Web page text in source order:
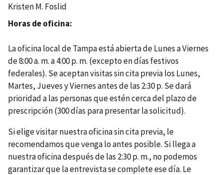
Kristen M. Foslid
Horas de oficina
La oficina local de Tampa está abierta de Lunes a Viernes
de 8:00 a. m. a 4:00 p. m. (excepto en días festivos
federales). Se aceptan visitas sin cita previa los Lunes,
Martes, Jueves y Viernes antes de las 2:30 p. Se dará
prioridad a las personas que estén cerca del plazo de
prescripción (300 días para presentar la solicitud).
Si elige visitar nuestra oficina sin cita previa, le
recomendamos que venga lo antes posible. Si llega a
nuestra oficina después de las 2:30 p. m., no podemos
garantizar que la entrevista se complete ese día. Le